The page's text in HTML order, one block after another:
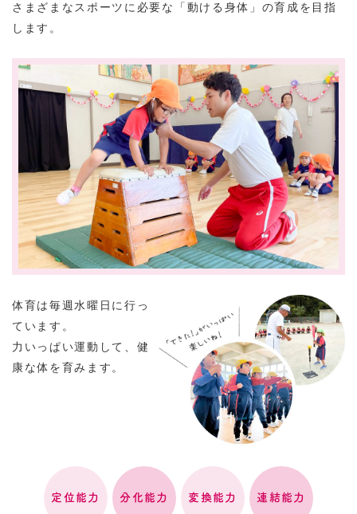
さまざまなスポーツに必要な「動ける身体」の育成を目指
します。
体育は毎週水曜日に行っ
ています。
力いっぱい運動して、健
康な体を育みます。
定位能力 分化能力 変換能力 連結能力